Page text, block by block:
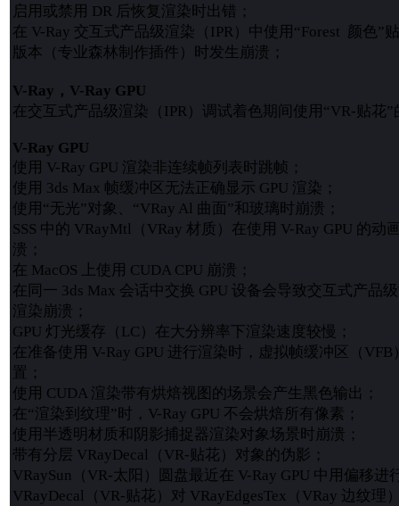
启用或禁用 DR 后恢复渲染时出错；
在 V-Ray 交互式产品级渲染（IPR）中使用“Forest 颜色”
版本（专业森林制作插件）时发生崩溃；
V-Ray，V-Ray GPU
在交互式产品级渲染（IPR）调试着色期间使用“VR-贴花
V-Ray GPU
使用 V-Ray GPU 渲染非连续帧列表时跳帧；
使用 3ds Max 帧缓冲区无法正确显示 GPU 渲染；
使用“无光”对象、“VRay Al 曲面”和玻璃时崩溃；
SSS 中的 VRayMtl（VRay 材质）在使用 V-Ray GPU 的动
溃；
在 MacOS 上使用 CUDA CPU 崩溃；
在同一 3ds Max 会话中交换 GPU 设备会导致交互式产品
渲染崩溃；
GPU 灯光缓存（LC）在大分辨率下渲染速度较慢；
在准备使用 V-Ray GPU 进行渲染时，虚拟帧缓冲区（
置；
使用 CUDA 渲染带有烘焙视图的场景会产生黑色输出；
在“渲染到纹理”时，V-Ray GPU 不会烘焙所有像素；
使用半透明材质和阴影捕捉器渲染对象场景时崩溃；
带有分层 VRayDecal（VR-贴花）对象的伪影；
VRaySun（VR-太阳）圆盘最近在 V-Ray GPU 中用偏移进
VRayDecal（VR-贴花）对 VRayEdgesTex（VRay 边纹理